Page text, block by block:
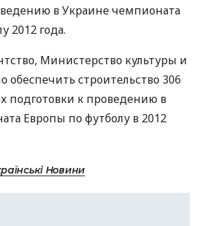
в Украине чемпионата
2012 года.
Министерство культуры и
обеспечить строительство 306
подготовки к проведению в
Европы по футболу в 2012
Новини